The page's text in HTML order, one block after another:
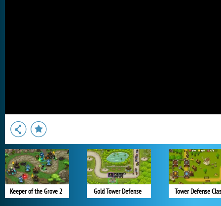
Keeper of the Grove 2 Gold Tower Defense Tower Defense